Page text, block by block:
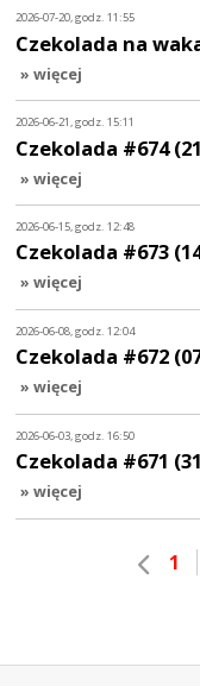
2026-07-20, godz. 11:55
Czekolada na
» więcej
2026-06-21, godz. 15:11
Czekolada #674
» więcej
2026-06-15, godz. 12:48
Czekolada #673
» więcej
2026-06-08, godz. 12:04
Czekolada #672
» więcej
2026-06-03, godz. 16:50
Czekolada #671
» więcej
1